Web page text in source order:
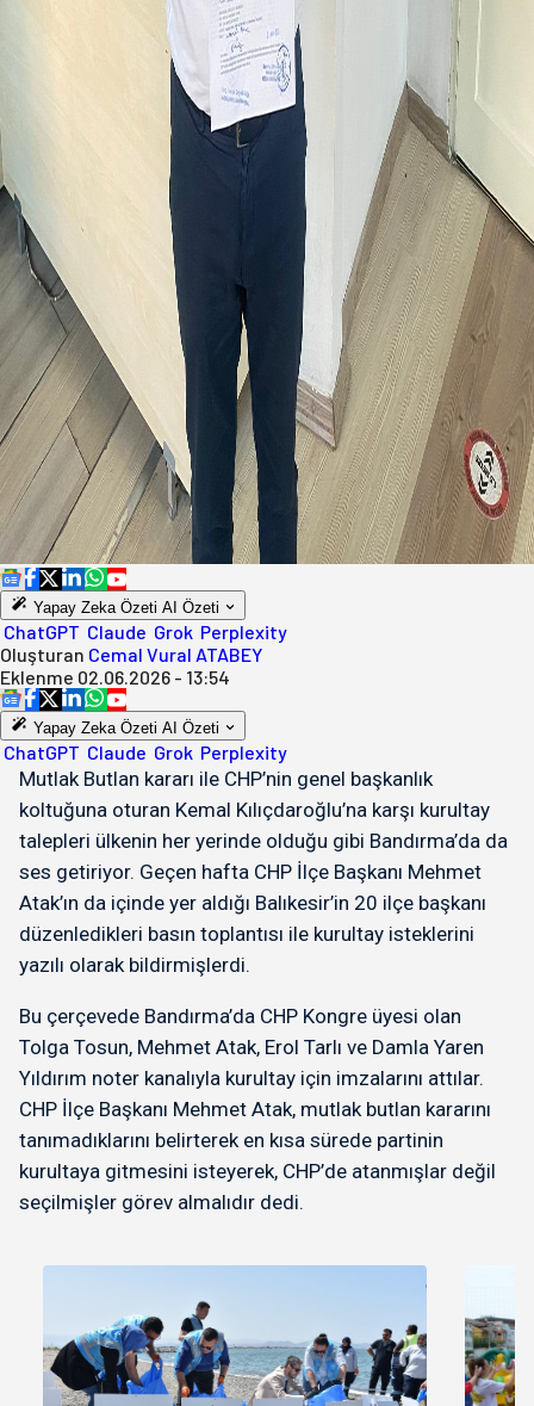
Yapay Zeka Özeti AI Özeti
ChatGPT Claude Grok Perplexity
Oluşturan Cemal Vural ATABEY
Eklenme 02.06.2026 - 13:54
Yapay Zeka Özeti AI Özeti
ChatGPT Claude Grok Perplexity
Mutlak Butlan kararı ile CHP’nin genel başkanlık
koltuğuna oturan Kemal Kılıçdaroğlu’na karşı kurultay
talepleri ülkenin her yerinde olduğu gibi Bandırma’da da
ses getiriyor. Geçen hafta CHP İlçe Başkanı Mehmet
Atak’ın da içinde yer aldığı Balıkesir’in 20 ilçe başkanı
düzenledikleri basın toplantısı ile kurultay isteklerini
yazılı olarak bildirmişlerdi.
Bu çerçevede Bandırma’da CHP Kongre üyesi olan
Tolga Tosun, Mehmet Atak, Erol Tarlı ve Damla Yaren
Yıldırım noter kanalıyla kurultay için imzalarını attılar.
CHP İlçe Başkanı Mehmet Atak, mutlak butlan kararını
tanımadıklarını belirterek en kısa sürede partinin
kurultaya gitmesini isteyerek, CHP’de atanmışlar değil
seçilmişler görev almalıdır dedi.